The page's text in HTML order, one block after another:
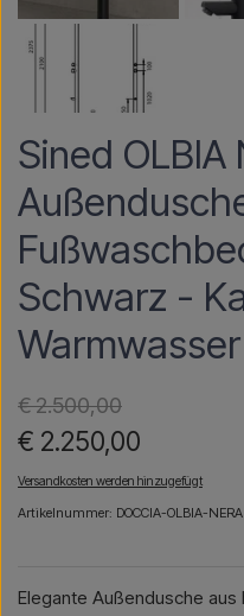
Sined OLBIA
Schwarz -
Warmwasser
€ 2.500,00
€ 2.250,00
Versandkosten werden hinzugefügt
Artikelnummer: DOCCIA-OLBIA-NERA
Elegante Außendusche